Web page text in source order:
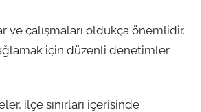
ve çalışmaları oldukça önemlidir.
için düzenli denetimler
ilçe sınırları içerisinde